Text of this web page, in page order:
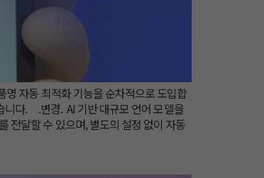
명 자동 최적화 기능을 순차적으로 도입합
니다. .변경. AI 기반 대규모 언어 모델을
전달할 수 있으며, 별도의 설정 없이 자동